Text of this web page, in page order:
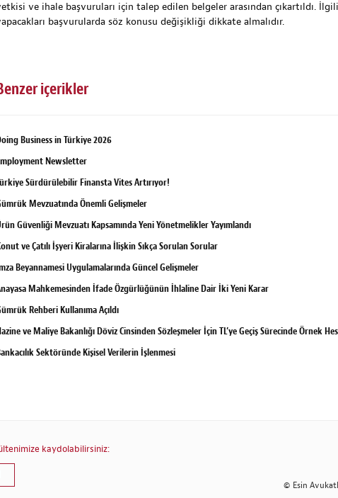
ve ihale başvuruları için talep edilen belgeler arasından çıkartıldı.
başvurularda söz konusu değişikliği dikkate almalıdır.
içerikler
Business in Türkiye 2026
Newsletter
Sürdürülebilir Finansta Vites Artırıyor!
Mevzuatında Önemli Gelişmeler
Güvenliği Mevzuatı Kapsamında Yeni Yönetmelikler Yayımlandı
ve Çatılı İşyeri Kiralarına İlişkin Sıkça Sorulan Sorular
Beyannamesi Uygulamalarında Güncel Gelişmeler
Mahkemesinden İfade Özgürlüğünün İhlaline Dair İki Yeni Karar
Rehberi Kullanıma Açıldı
ve Maliye Bakanlığı Döviz Cinsinden Sözleşmeler İçin TL’ye Geçiş Sürecinde Örnek
Sektöründe Kişisel Verilerin İşlenmesi
kaydolabilirsiniz:
© Esin